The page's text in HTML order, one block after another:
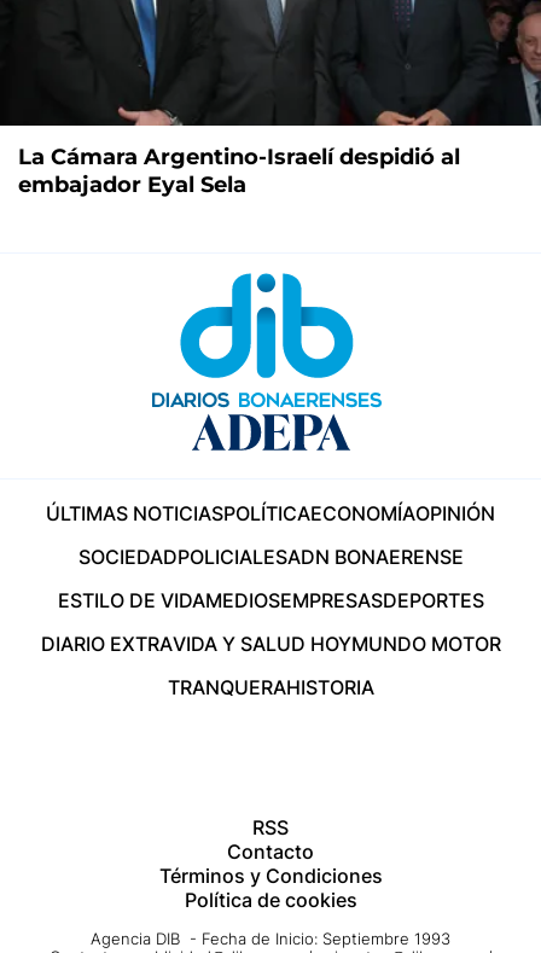
La Cámara Argentino-Israelí despidió al
embajador Eyal Sela
ÚLTIMAS NOTICIASPOLÍTICAECONOMÍAOPINIÓN
SOCIEDADPOLICIALESADN BONAERENSE
ESTILO DE VIDAMEDIOSEMPRESASDEPORTES
DIARIO EXTRAVIDA Y SALUD HOYMUNDO MOTOR
TRANQUERAHISTORIA
RSS
Contacto
Términos y Condiciones
Política de cookies
Agencia DIB - Fecha de Inicio: Septiembre 1993